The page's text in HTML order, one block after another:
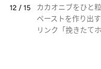
12 / 15
カカオニブをひと
ペーストを作り出
リンク「挽きたて